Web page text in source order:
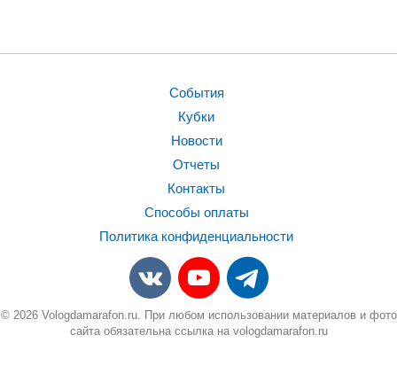
События
Кубки
Новости
Отчеты
Контакты
Способы оплаты
Политика конфиденциальности
© 2026 Vologdamarafon.ru. При любом использовании материалов и фото
сайта обязательна ссылка на vologdamarafon.ru